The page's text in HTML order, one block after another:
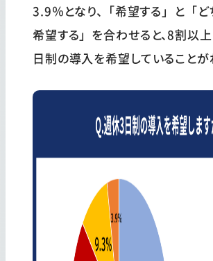
3.9％となり、「希望する」と「
希望する」を合わせると、8割以
日制の導入を希望していることが